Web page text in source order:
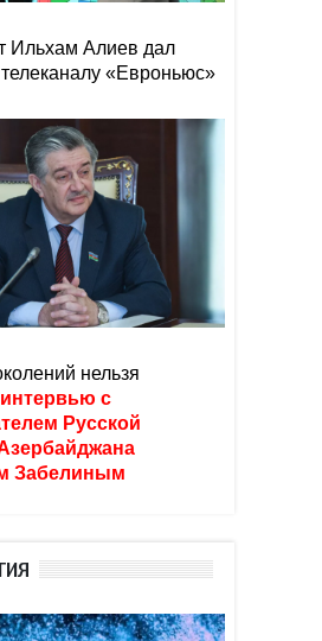
Ильхам Алиев дал
«Евроньюс»
нельзя
интервью с
Русской
Забелиным